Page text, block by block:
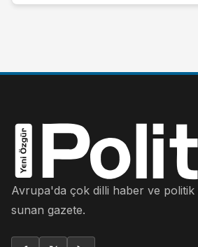
Avrupa'da çok dilli haber ve politik
sunan gazete.